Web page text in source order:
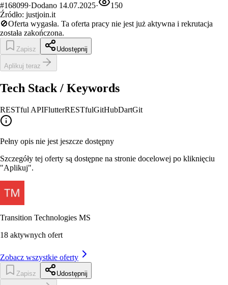
#168099·Dodano 14.07.2025·
150
Źródło: justjoin.it
🚫Oferta wygasła. Ta oferta pracy nie jest już aktywna i rekrutacja
została zakończona.
Zapisz Udostępnij
Aplikuj teraz
Tech Stack / Keywords
RESTful APIFlutterRESTfulGitHubDartGit
Pełny opis nie jest jeszcze dostępny
Szczegóły tej oferty są dostępne na stronie docelowej po kliknięciu
"Aplikuj".
Transition Technologies MS
18 aktywnych ofert
Zobacz wszystkie oferty
Zapisz Udostępnij